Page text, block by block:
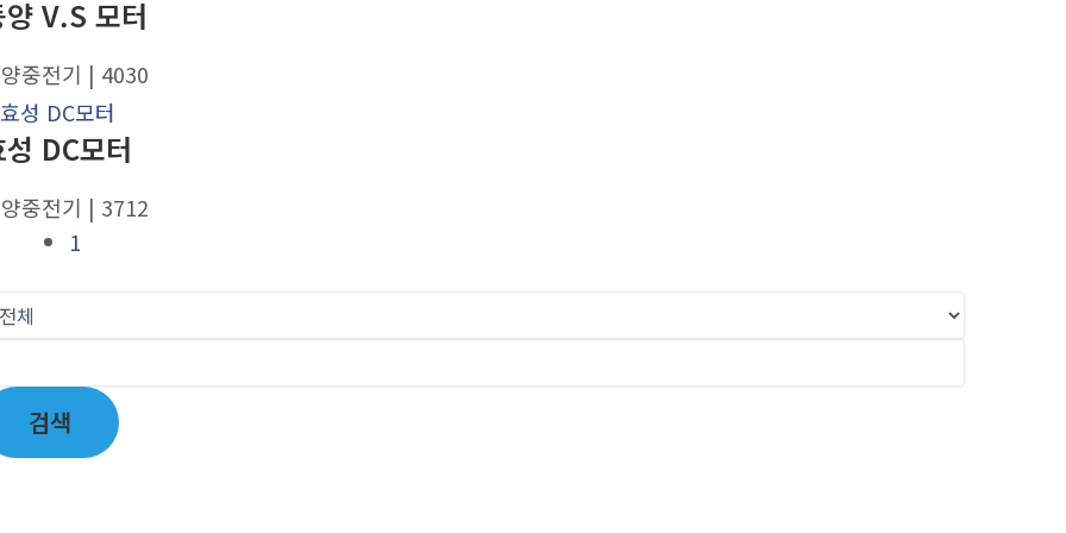
V.S 모터
중전기 | 4030
DC모터
중전기 | 3712
1
검색